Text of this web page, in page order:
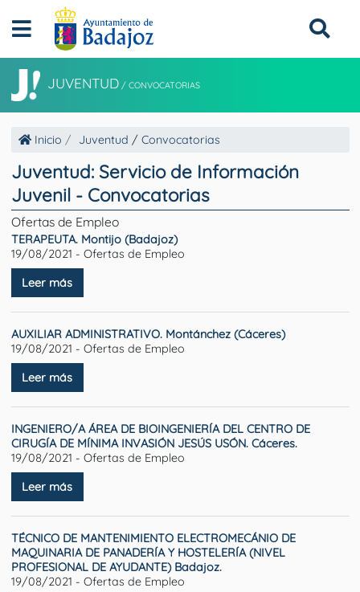
JUVENTUD / CONVOCATORIAS
Inicio Juventud / Convocatorias
Juventud: Servicio de Información
Juvenil - Convocatorias
Ofertas de Empleo
TERAPEUTA. Montijo (Badajoz)
19/08/2021 - Ofertas de Empleo
Leer más
AUXILIAR ADMINISTRATIVO. Montánchez (Cáceres)
19/08/2021 - Ofertas de Empleo
Leer más
INGENIERO/A ÁREA DE BIOINGENIERÍA DEL CENTRO DE
CIRUGÍA DE MÍNIMA INVASIÓN JESÚS USÓN. Cáceres.
19/08/2021 - Ofertas de Empleo
Leer más
TÉCNICO DE MANTENIMIENTO ELECTROMECÁNIO DE
MAQUINARIA DE PANADERÍA Y HOSTELERÍA (NIVEL
PROFESIONAL DE AYUDANTE) Badajoz.
19/08/2021 - Ofertas de Empleo